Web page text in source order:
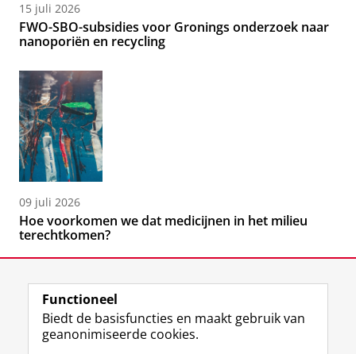
15 juli 2026
FWO-SBO-subsidies voor Gronings onderzoek naar
nanoporiën en recycling
09 juli 2026
Hoe voorkomen we dat medicijnen in het milieu
terechtkomen?
Functioneel
Biedt de basisfuncties en maakt gebruik van
geanonimiseerde cookies.